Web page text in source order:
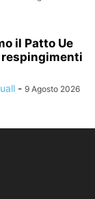
il Patto Ue
- 9 Agosto 2026